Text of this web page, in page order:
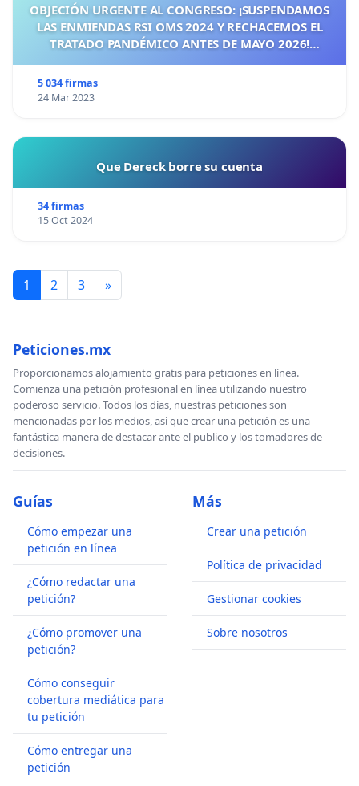
OBJECIÓN URGENTE AL CONGRESO: ¡SUSPENDAMOS
LAS ENMIENDAS RSI OMS 2024 Y RECHACEMOS EL
TRATADO PANDÉMICO ANTES DE MAYO 2026!
5 034 firmas
24 Mar 2023
Que Dereck borre su cuenta
34 firmas
15 Oct 2024
1 2 3 »
Peticiones.mx
Proporcionamos alojamiento gratis para peticiones en línea.
Comienza una petición profesional en línea utilizando nuestro
poderoso servicio. Todos los días, nuestras peticiones son
mencionadas por los medios, así que crear una petición es una
fantástica manera de destacar ante el publico y los tomadores de
decisiones.
Guías
Cómo empezar una
petición en línea
¿Cómo redactar una
petición?
¿Cómo promover una
petición?
Cómo conseguir
cobertura mediática para
tu petición
Cómo entregar una
petición
Más
Crear una petición
Política de privacidad
Gestionar cookies
Sobre nosotros